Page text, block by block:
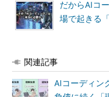
だからAIコ
場で起きる
関連記事
AIコーディン